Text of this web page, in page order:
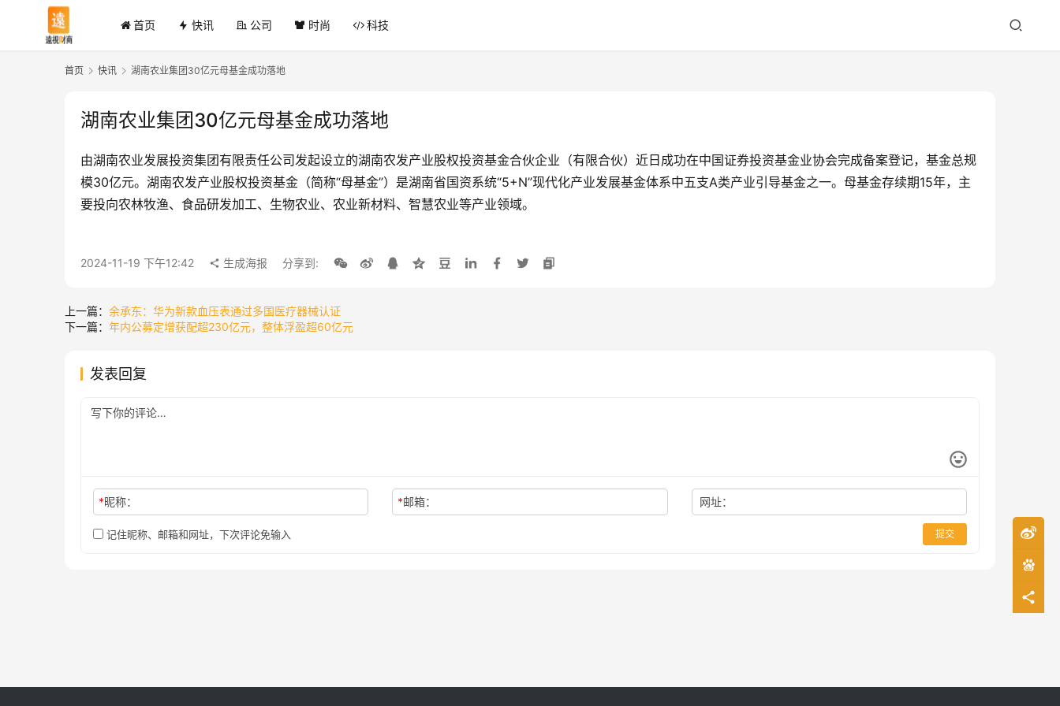
首页 快讯 公司 时尚 科技
首页 快讯 湖南农业集团30亿元母基金成功落地
湖南农业集团30亿元母基金成功落地
由湖南农业发展投资集团有限责任公司发起设立的湖南农发产业股权投资基金合伙企业（有限合伙）近日成功在中国证券投资基金业协会完成备案登记，基金总规
模30亿元。湖南农发产业股权投资基金（简称“母基金”）是湖南省国资系统“5+N”现代化产业发展基金体系中五支A类产业引导基金之一。母基金存续期15年，主
要投向农林牧渔、食品研发加工、生物农业、农业新材料、智慧农业等产业领域。
2024-11-19 下午12:42 生成海报 分享到:
上一篇： 余承东：华为新款血压表通过多国医疗器械认证
下一篇： 年内公募定增获配超230亿元，整体浮盈超60亿元
发表回复
*昵称： *邮箱： 网址：
记住昵称、邮箱和网址，下次评论免输入 提交